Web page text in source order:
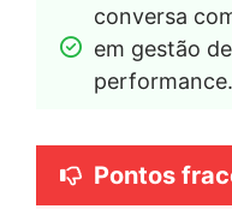
conversa
em gestão
performance.
Pontos